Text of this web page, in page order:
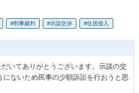
刑事裁判 示談交渉 住居侵入
いてありがとうございます。示談の交
にないため民事の少額訴訟を行おうと思